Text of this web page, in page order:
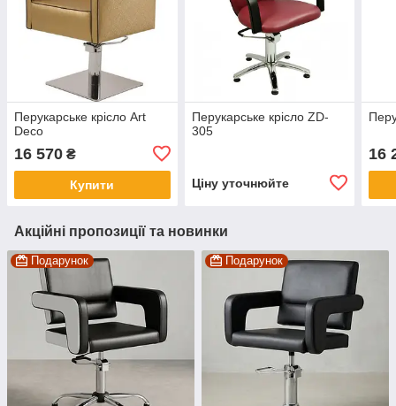
Перукарське крісло Art
Deco
16 570 ₴
Купити
Перукарське крісло ZD-
305
Ціну уточнюйте
16
Акційні пропозиції та новинки
Подарунок Подарунок